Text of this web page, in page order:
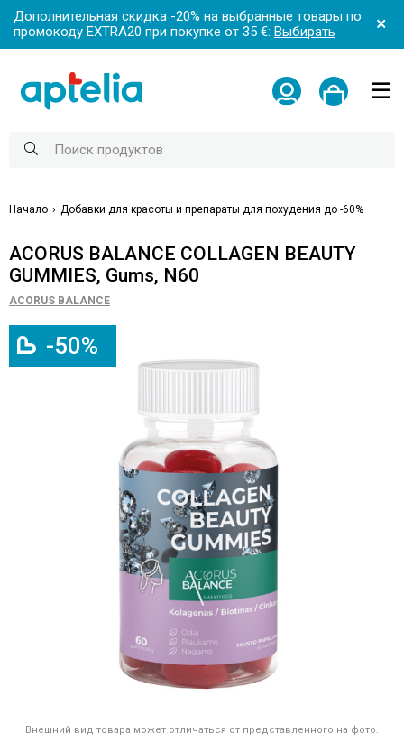
Дополнительная скидка -20% на выбранные товары по
промокоду EXTRA20 при покупке от 35 €: Выбирать
Начало Добавки для красоты и препараты для похудения до -60%
ACORUS BALANCE COLLAGEN BEAUTY
GUMMIES, Gums, N60
ACORUS BALANCE
-50%
Внешний вид товара может отличаться от представленного на фото.